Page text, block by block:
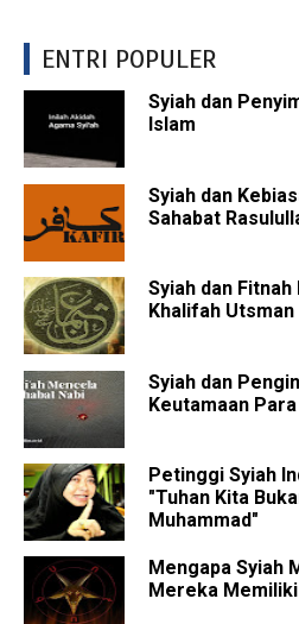
ENTRI POPULER
Syiah dan
Islam
Syiah dan
Sahabat
Syiah dan
Khalifah
Syiah dan
Keutamaan
Petinggi Syiah
"Tuhan Kita
Muhammad"
Mengapa Syiah
Mereka Memiliki